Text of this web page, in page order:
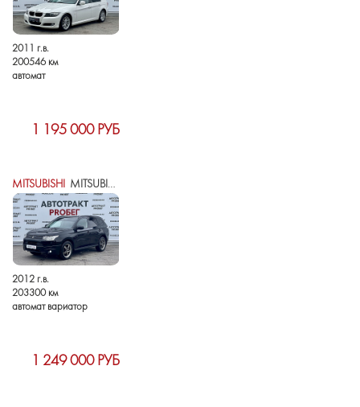
2011 г.в.
200546 км
автомат
1 195 000 РУБ
MITSUBISHI MITSUBISHI OUTLANDER III
2012 г.в.
203300 км
автомат вариатор
1 249 000 РУБ